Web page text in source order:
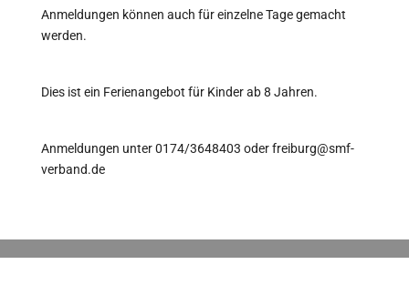
Anmeldungen können auch für einzelne Tage gemacht
werden.
Dies ist ein Ferienangebot für Kinder ab 8 Jahren.
Anmeldungen unter 0174/3648403 oder freiburg@smf-
verband.de